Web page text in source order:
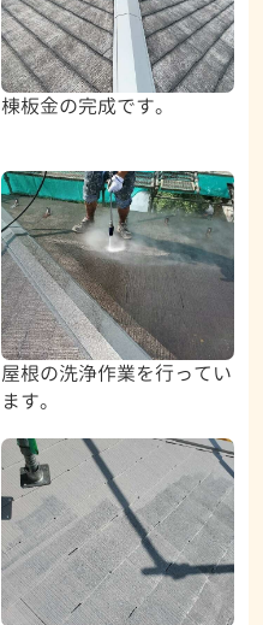
棟板金の完成です。
屋根の洗浄作業を行ってい
ます。